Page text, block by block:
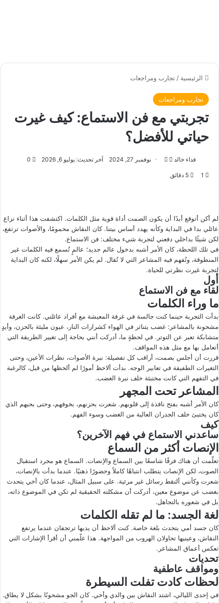
الرئيسية / تجارب ومراجعات
تجارب ومراجعات
تجربتي مع فن الاستماع: كيف غيرت
حياتي للأفضل؟
فداء خالد
ت
ل
ى
X
ر
ي
د
ك
و
ن
ي
ا
نوفمبر 27, 2024 آخر تحديث: يوليو 6, 2026 0
1
لم أكن أتوقع أبدًا أن يكون الصمت أداة قوية مثل الكلمات. اكتشفت هذا أثناء نزاع
عائلي بدا في البداية وكأنه يهدد أساس بيتنا. كان النقاش محمومًا، والأصوات ترتفع،
لكن شيئًا بداخلي دفعني لتجربة شيء مختلف: فن الاستماع.
في تلك اللحظة، كان الأمر أشبه بدخول عالم جديد؛ عالمٍ تُسمع فيه الكلمات غير
المنطوقة، وتُفهم فيه المشاعر التي لا تُقال. لم يكن الأمر سهلًا، لكنه كان البداية
لتجربة غيرت نظرتي للحياة.
أول
لقاء مع فن الاستماع
ما وراء الكلمات
بدأت التجربة حينما كنت جالسة في غرفة المعيشة مع أفراد عائلتي. كانت الغرفة
مشحونة بالمشاعر: غضب يتناثر في الهواء كشرارات النار، عيون مليئة بالحزن، وأيدٍ
متشابكة تعبر عن التوتر. في لحظةٍ ما، أدركت أنني بحاجة إلى تغيير الطريقة التي
أتعامل بها مع مثل هذه المواقف.
قررت أن أجلس بصمت، أراقب كل تفصيلة: نبرة الأصوات، نظرات الأعين، وحتى
التغيرات الطفيفة في تعابير الوجه. بدأت ألاحظ أمورًا لم ألحظها من قبل، كالرغبة
في التفهم التي كانت مختبئة خلف نبرة الغضب.
المشاعر تحت المجهر
كان الأمر أشبه بفتح نافذة إلى قلوبهم. شعرت بحزنهم، بخوفهم، وحتى بحبهم الذي
كان يختبئ خلف الجدران العالية من الغضب وسوء الفهم.
كيف
ساعدني الاستماع في فهم الآخرين؟
الإنصات أكثر من السماع
تعلّمت أن هناك فرقًا شاسعًا بين السماع والإنصات. السماع هو مجرد استقبال
الصوت، لكن الإنصات يتطلب انتباهًا كاملاً وحضورًا ذهنيًا. عندما بدأت بالإنصات،
شعرت وكأنني ألتقط رسائل غير مرئية. على سبيل المثال، عندما كان أخي يتحدث
بغضب عن موضوع معين، أدركت أن مشكلته الحقيقية لم تكن في الموضوع ذاته،
بل في شعوره بالتجاهل.
لغة الجسد: ما لم تقله الكلمات
كان جسد أمي يتحدث بلغة خاصة. كنت ألاحظ أن يديها ترتجفان عندما يرتفع
النقاش، وعينيها تحاولان الهروب من المواجهة. هذا علّمني أن أقرأ الإشارات التي
تعكس أعماق المشاعر.
تحديات
ومواقف عاطفية
لحظات كادت تفلت السيطرة
في إحدى الليالي، اشتد النقاش بين والدي وأخي. كان الجو مشحونًا بشكل لا يطاق.